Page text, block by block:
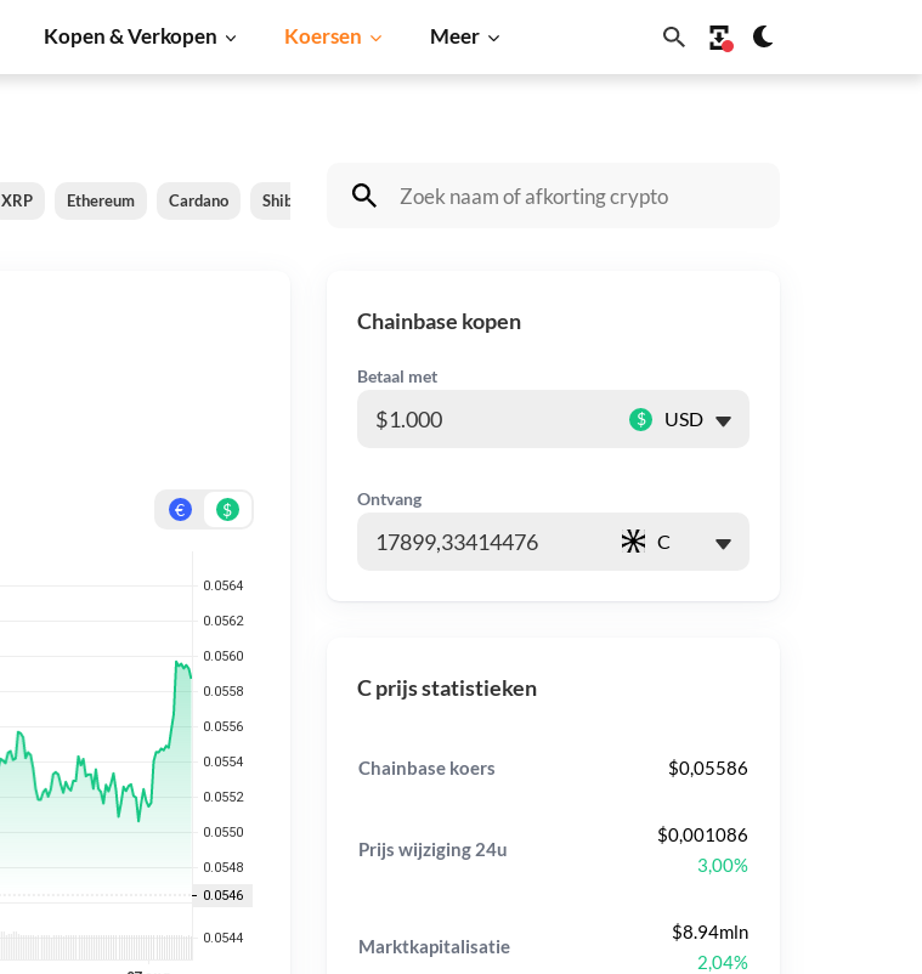
Kopen & Verkopen Koersen Meer
XRP Ethereum Cardano Shiba Inu Dogecoin Solana BNB
€ $
Chainbase kopen
Betaal met
$
Ontvang
C prijs statistieken
Chainbase koers $0,05586
Prijs wijziging 24u
$0,001086
3,00%
Marktkapitalisatie
$8.94mln
2,04%